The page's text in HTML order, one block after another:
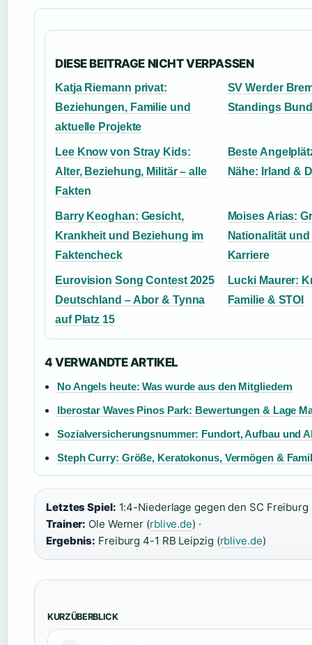
DIESE BEITRAGE NICHT VERPASSEN
Katja Riemann privat:
Beziehungen, Familie und
aktuelle Projekte
SV Werder
Standings
Lee Know von Stray Kids:
Alter, Beziehung, Militär – alle
Fakten
Beste
Nähe: Irland &
Barry Keoghan: Gesicht,
Krankheit und Beziehung im
Faktencheck
Moises Arias:
Nationalität
Karriere
Eurovision Song Contest 2025
Deutschland – Abor & Tynna
auf Platz 15
Lucki Maurer:
Familie & STOI
4 VERWANDTE ARTIKEL
No Angels heute: Was wurde aus den Mitgliedern
Iberostar Waves Pinos Park: Bewertungen & Lage
Sozialversicherungsnummer: Fundort, Aufbau und
Steph Curry: Größe, Keratokonus, Vermögen &
Letztes Spiel: 1:4-Niederlage gegen den SC Freiburg
Trainer: Ole Werner (rblive.de) ·
Ergebnis: Freiburg 4-1 RB Leipzig (rblive.de)
KURZÜBERBLICK